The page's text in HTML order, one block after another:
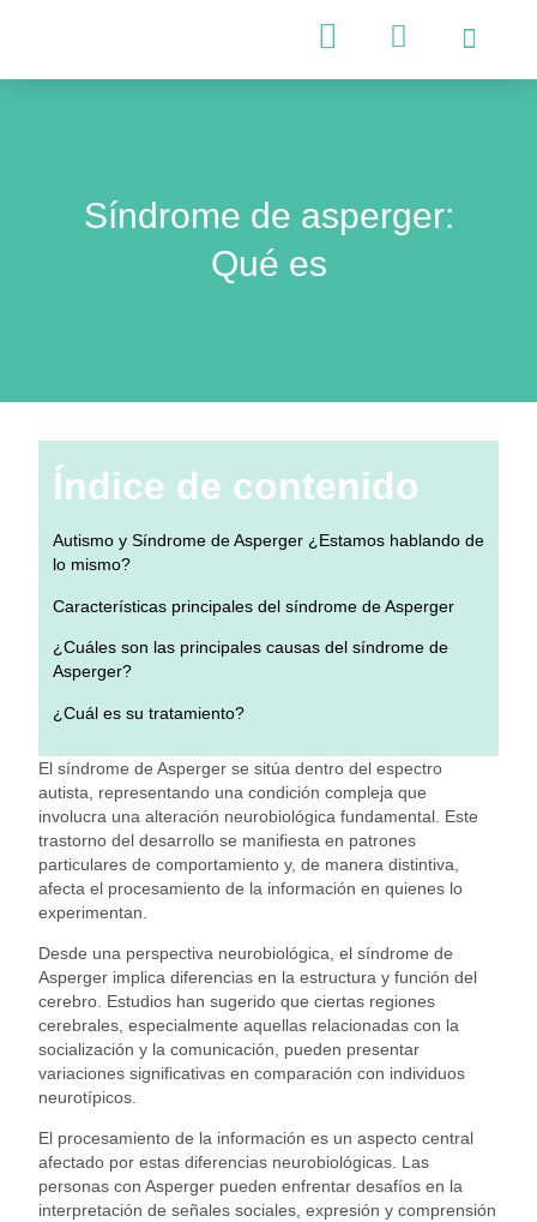
Síndrome de asperger:
Qué es
Índice de contenido
Autismo y Síndrome de Asperger ¿Estamos hablando de
lo mismo?
Características principales del síndrome de Asperger
¿Cuáles son las principales causas del síndrome de
Asperger?
¿Cuál es su tratamiento?
El síndrome de Asperger se sitúa dentro del espectro
autista, representando una condición compleja que
involucra una alteración neurobiológica fundamental. Este
trastorno del desarrollo se manifiesta en patrones
particulares de comportamiento y, de manera distintiva,
afecta el procesamiento de la información en quienes lo
experimentan.
Desde una perspectiva neurobiológica, el síndrome de
Asperger implica diferencias en la estructura y función del
cerebro. Estudios han sugerido que ciertas regiones
cerebrales, especialmente aquellas relacionadas con la
socialización y la comunicación, pueden presentar
variaciones significativas en comparación con individuos
neurotípicos.
El procesamiento de la información es un aspecto central
afectado por estas diferencias neurobiológicas. Las
personas con Asperger pueden enfrentar desafíos en la
interpretación de señales sociales, expresión y comprensión